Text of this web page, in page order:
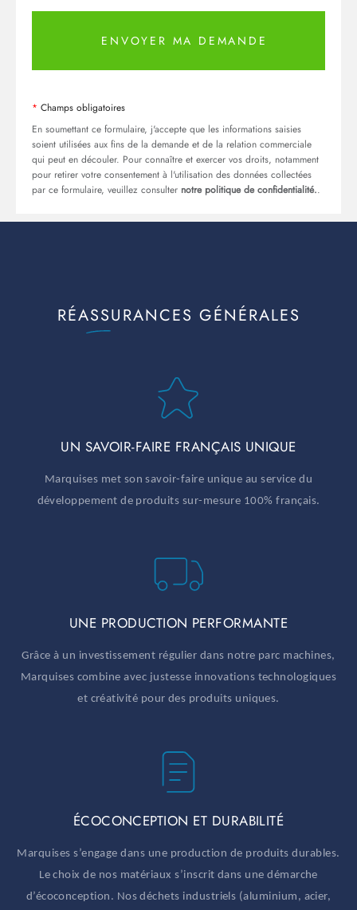
ENVOYER MA DEMANDE
Champs obligatoires
En soumettant ce formulaire, j'accepte que les informations saisies
soient utilisées aux fins de la demande et de la relation commerciale
qui peut en découler. Pour connaître et exercer vos droits, notamment
pour retirer votre consentement à l'utilisation des données collectées
par ce formulaire, veuillez consulter notre politique de confidentialité..
RÉASSURANCES GÉNÉRALES
UN SAVOIR-FAIRE FRANÇAIS UNIQUE
Marquises met son savoir-faire unique au service du
développement de produits sur-mesure 100% français.
UNE PRODUCTION PERFORMANTE
Grâce à un investissement régulier dans notre parc machines,
Marquises combine avec justesse innovations technologiques
et créativité pour des produits uniques.
ÉCOCONCEPTION ET DURABILITÉ
Marquises s’engage dans une production de produits durables.
Le choix de nos matériaux s’inscrit dans une démarche
d’écoconception. Nos déchets industriels (aluminium, acier,